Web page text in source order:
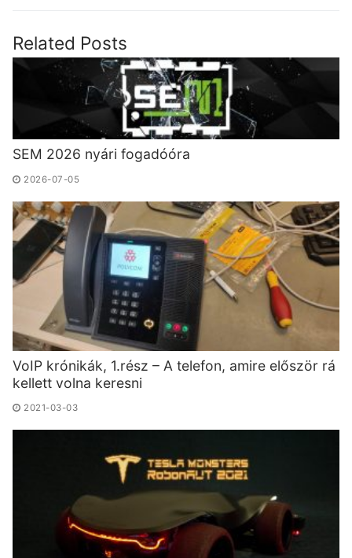
Related Posts
SEM 2026 nyári fogadóóra
2026-07-05
VoIP krónikák, 1.rész – A telefon, amire először rá
kellett volna keresni
2021-03-03